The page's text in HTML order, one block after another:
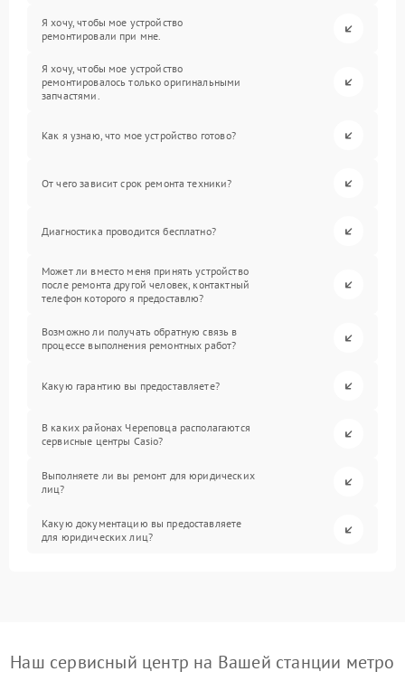
Я хочу, чтобы мое устройство
ремонтировали при мне.
Я хочу, чтобы мое устройство
ремонтировалось только оригинальными
запчастями.
Как я узнаю, что мое устройство готово?
От чего зависит срок ремонта техники?
Диагностика проводится бесплатно?
Может ли вместо меня принять устройство
после ремонта другой человек, контактный
телефон которого я предоставлю?
Возможно ли получать обратную связь в
процессе выполнения ремонтных работ?
Какую гарантию вы предоставляете?
В каких районах Череповца располагаются
сервисные центры Casio?
Выполняете ли вы ремонт для юридических
лиц?
Какую документацию вы предоставляете
для юридических лиц?
Наш сервисный центр на Вашей станции метро